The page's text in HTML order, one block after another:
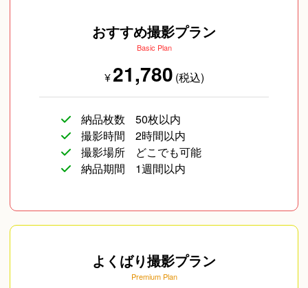
おすすめ撮影プラン
Basic Plan
¥21,780 (税込)
納品枚数
50枚以内
撮影時間
2時間以内
撮影場所
どこでも可能
納品期間
1週間以内
よくばり撮影プラン
Premium Plan